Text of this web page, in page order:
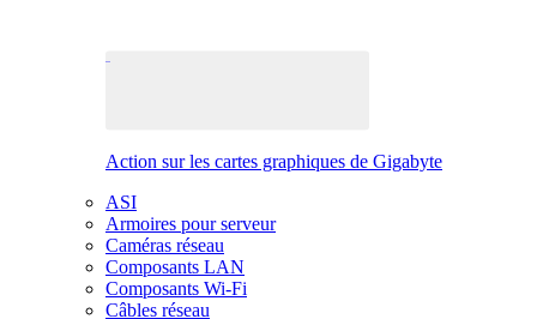
Action sur les cartes graphiques de Gigabyte
ASI
Armoires pour serveur
Caméras réseau
Composants LAN
Composants Wi-Fi
Câbles réseau